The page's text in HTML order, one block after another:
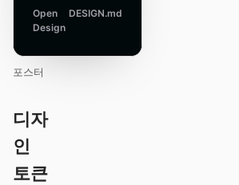
Open
Design
DESIGN.md
포스터
디자
인
토큰